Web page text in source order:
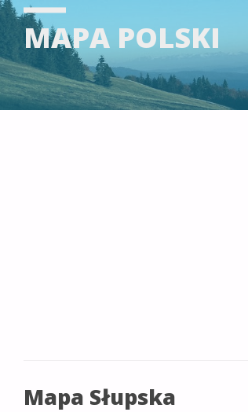
MAPA POLSKI
Mapa Słupska